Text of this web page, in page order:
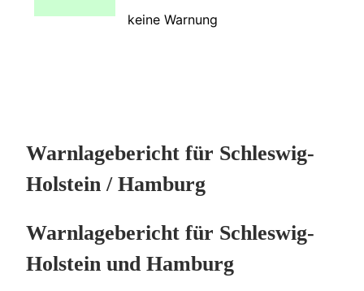
keine Warnung
Warnlagebericht für Schleswig-
Holstein / Hamburg
Warnlagebericht für Schleswig-
Holstein und Hamburg